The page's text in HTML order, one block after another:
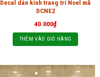
Decal dán kính trang trí Noel mã
DCNE2
40.000₫
THÊM VÀO GIỎ HÀNG